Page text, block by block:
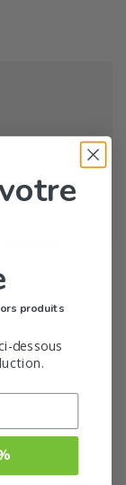
POSAY
produits
dessous